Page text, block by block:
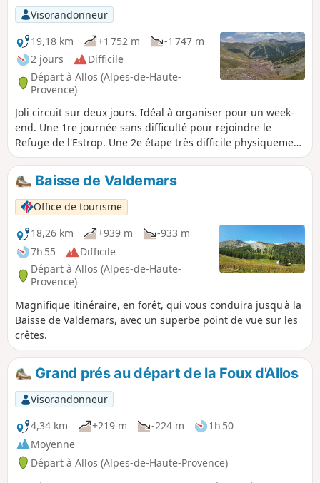
Visorandonneur
19,18 km
+1 752 m
-1 747 m
2 jours
Difficile
Départ à Allos (Alpes-de-Haute-
Provence)
Joli circuit sur deux jours. Idéal à organiser pour un week-
end. Une 1re journée sans difficulté pour rejoindre le
Refuge de l'Estrop. Une 2e étape très difficile physiquement
comportant des passages techniques, pouvant être
impressionnants lors de la traversée des pierriers. Des
panoramas des plus exceptionnels vous attendent à la
Baisse de l'Estrop et surtout au sommet de l'Estrop.
Baisse de Valdemars
Office de tourisme
18,26 km
+939 m
-933 m
7h 55
Difficile
Départ à Allos (Alpes-de-Haute-
Provence)
Magnifique itinéraire, en forêt, qui vous conduira jusqu'à la
Baisse de Valdemars, avec un superbe point de vue sur les
crêtes.
Grand prés au départ de la Foux d'Allos
Visorandonneur
4,34 km
+219 m -224 m
1h 50
Moyenne
Départ à Allos (Alpes-de-Haute-Provence)